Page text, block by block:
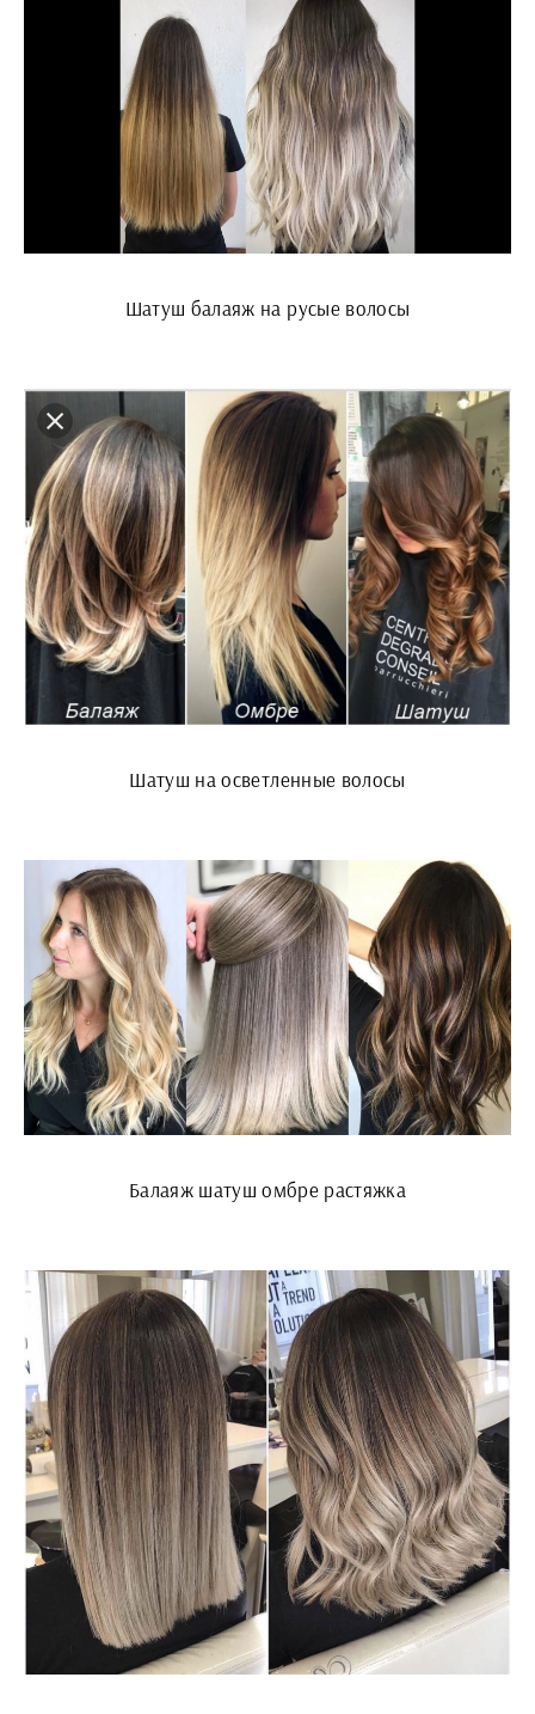
Шатуш балаяж на русые волосы
Шатуш на осветленные волосы
Балаяж шатуш омбре растяжка